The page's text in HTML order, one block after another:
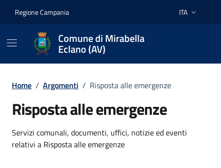
Regione Campania Lingua attiva:
ITA
Comune di Mirabella
Eclano (AV)
Home / Argomenti / Risposta alle emergenze
Risposta alle emergenze
Dettagli dell'argomento
Servizi comunali, documenti, uffici, notizie ed eventi
relativi a Risposta alle emergenze